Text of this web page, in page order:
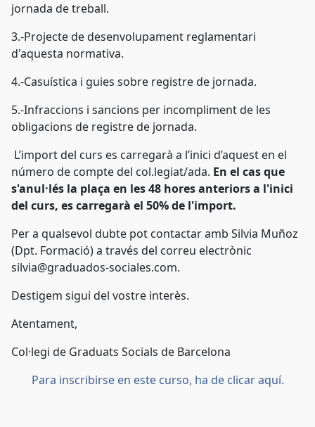
jornada de treball.
3.-Projecte de desenvolupament reglamentari
d'aquesta normativa.
4.-Casuística i guies sobre registre de jornada.
5.-Infraccions i sancions per incompliment de les
obligacions de registre de jornada.
L’import del curs es carregarà a l’inici d’aquest en el
número de compte del col.legiat/ada. En el cas que
s'anul·lés la plaça en les48 hores anteriors a l'inici
del curs, es carregarà el 50% de l'import.
Per a qualsevol dubte pot contactar amb Silvia Muñoz
(Dpt. Formació) a través del correu electrònic
silvia@graduados-sociales.com.
Destigem sigui del vostre interès.
Atentament,
Col·legi de Graduats Socials de Barcelona
Para inscribirse en este curso, ha de clicar aquí.